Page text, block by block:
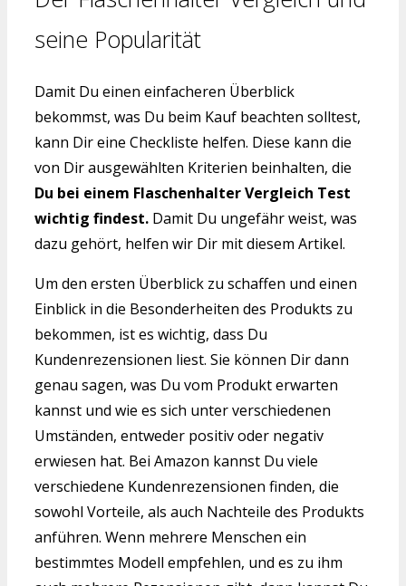
seine Popularität
Damit Du einen einfacheren Überblick
bekommst, was Du beim Kauf beachten solltest,
kann Dir eine Checkliste helfen. Diese kann die
von Dir ausgewählten Kriterien beinhalten, die
Du bei einem Flaschenhalter Vergleich Test
wichtig findest. Damit Du ungefähr weist, was
dazu gehört, helfen wir Dir mit diesem Artikel.
Um den ersten Überblick zu schaffen und einen
Einblick in die Besonderheiten des Produkts zu
bekommen, ist es wichtig, dass Du
Kundenrezensionen liest. Sie können Dir dann
genau sagen, was Du vom Produkt erwarten
kannst und wie es sich unter verschiedenen
Umständen, entweder positiv oder negativ
erwiesen hat. Bei Amazon kannst Du viele
verschiedene Kundenrezensionen finden, die
sowohl Vorteile, als auch Nachteile des Produkts
anführen. Wenn mehrere Menschen ein
bestimmtes Modell empfehlen, und es zu ihm